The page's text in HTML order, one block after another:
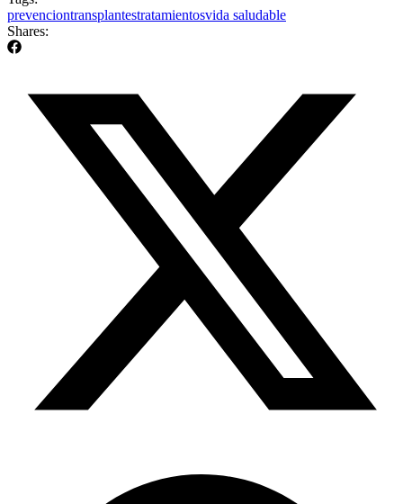
prevenciontransplantestratamientosvida saludable
Shares: